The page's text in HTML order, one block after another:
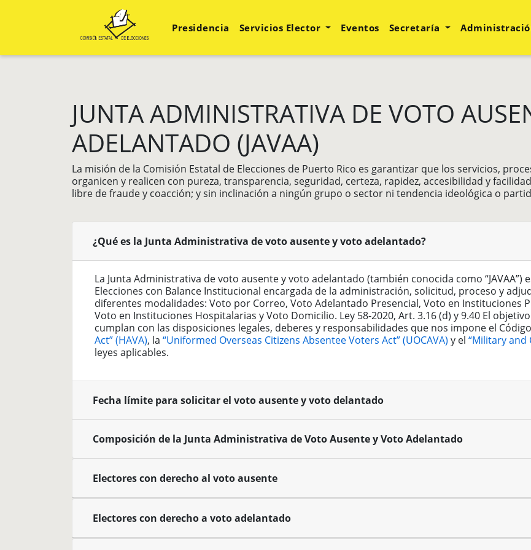
Presidencia Servicios Elector Eventos Secretaría
JUNTA ADMINISTRATIVA DE VOTO
ADELANTADO (JAVAA)
La misión de la Comisión Estatal de Elecciones de Puerto Rico es garantizar que los servicios,
organicen y realicen con pureza, transparencia, seguridad, certeza, rapidez, accesibilidad y
libre de fraude y coacción; y sin inclinación a ningún grupo o sector ni tendencia ideológica o
¿Qué es la Junta Administrativa de voto ausente y voto adelantado?
La Junta Administrativa de voto ausente y voto adelantado (también conocida como “JAVAA”)
Elecciones con Balance Institucional encargada de la administración, solicitud, proceso y
diferentes modalidades: Voto por Correo, Voto Adelantado Presencial, Voto en Instituciones
Voto en Instituciones Hospitalarias y Voto Domicilio. Ley 58-2020, Art. 3.16 (d) y 9.40 El
cumplan con las disposiciones legales, deberes y responsabilidades que nos impone el
Act” (HAVA), la “Uniformed Overseas Citizens Absentee Voters Act” (UOCAVA) y el “Military and
leyes aplicables.
Fecha límite para solicitar el voto ausente y voto delantado
Composición de la Junta Administrativa de Voto Ausente y Voto Adelantado
Electores con derecho al voto ausente
Electores con derecho a voto adelantado